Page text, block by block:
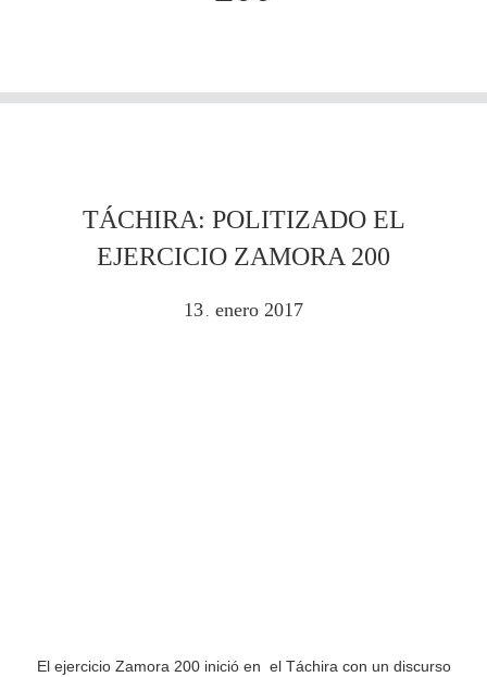
TÁCHIRA: POLITIZADO EL
EJERCICIO ZAMORA 200
13 . enero 2017
El ejercicio Zamora 200 inició en el Táchira con un discurso